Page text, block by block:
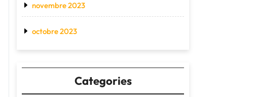
novembre 2023
octobre 2023
Categories